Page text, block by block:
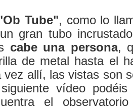
Tube", como lo
gran tubo
cabe una persona,
de metal hasta el
vez allí, las vistas son
vídeo
el